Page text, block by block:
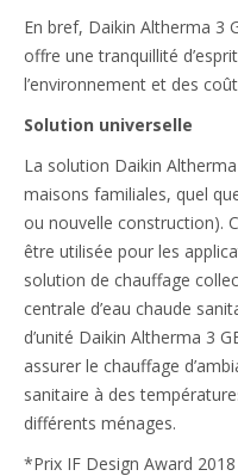
En bref, Daikin Altherma 3
offre une tranquillité
l’environnement et des
Solution universelle
La solution Daikin
maisons familiales, quel
ou nouvelle construction).
être utilisée pour les
solution de chauffage
centrale d’eau chaude
d’unité Daikin Altherma 3
assurer le chauffage
sanitaire à des
différents ménages.
*Prix IF Design Award